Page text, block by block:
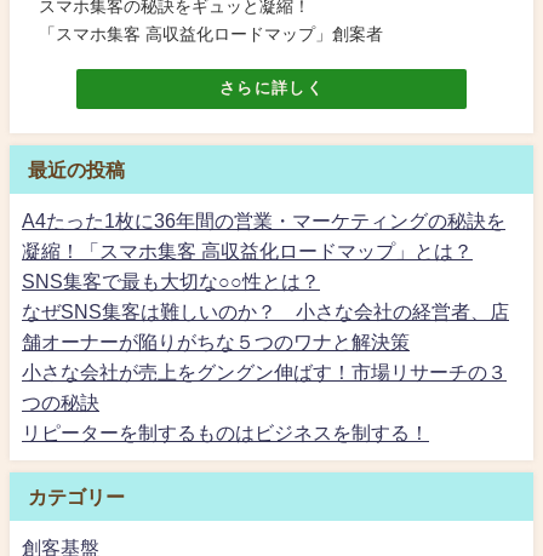
スマホ集客の秘訣をギュッと凝縮！
「スマホ集客 高収益化ロードマップ」創案者
さらに詳しく
最近の投稿
A4たった1枚に36年間の営業・マーケティングの秘訣を
凝縮！「スマホ集客 高収益化ロードマップ」とは？
SNS集客で最も大切な○○性とは？
なぜSNS集客は難しいのか？ 小さな会社の経営者、店
舗オーナーが陥りがちな５つのワナと解決策
小さな会社が売上をグングン伸ばす！市場リサーチの３
つの秘訣
リピーターを制するものはビジネスを制する！
カテゴリー
創客基盤